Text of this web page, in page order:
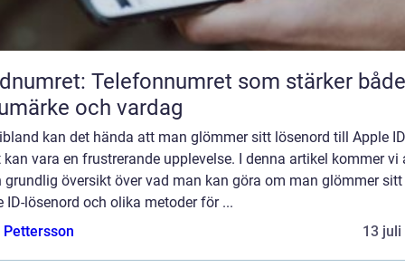
Telefonnumret som stärker både
och vardag
kan det hända att man glömmer sitt lösenord till Apple
kan vara en frustrerande upplevelse. I denna artikel kommer vi
grundlig översikt över vad man kan göra om man glömmer sitt
ID-lösenord och olika metoder för ...
13 juli